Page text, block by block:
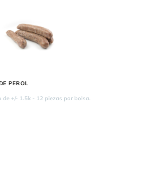
PEROL
de +/- 1.5k - 12 piezas por bolsa.